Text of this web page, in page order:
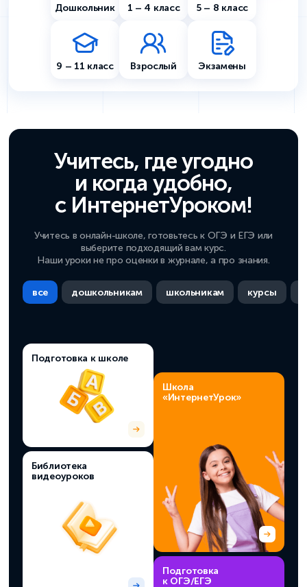
Дошкольник 1 – 4 класс 5 – 8 класс
9 – 11 класс Взрослый Экзамены
Учитесь, где угодно
и когда удобно,
с ИнтернетУроком!
Учитесь в онлайн-школе, готовьтесь к ОГЭ и ЕГЭ или
выберите подходящий вам курс.
Наши уроки не про оценки в журнале, а про знания.
все дошкольникам школьникам курсы
Подготовка к школе
Библиотека
видеоуроков
Школа
«ИнтернетУрок»
Подготовка
к ОГЭ/ЕГЭ